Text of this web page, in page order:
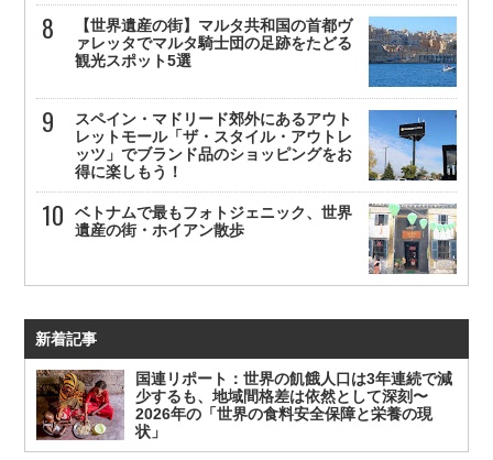
【世界遺産の街】マルタ共和国の首都ヴ
ァレッタでマルタ騎士団の足跡をたどる
観光スポット5選
スペイン・マドリード郊外にあるアウト
レットモール「ザ・スタイル・アウトレ
ッツ」でブランド品のショッピングをお
得に楽しもう！
ベトナムで最もフォトジェニック、世界
遺産の街・ホイアン散歩
新着記事
国連リポート：世界の飢餓人口は3年連続で減
少するも、地域間格差は依然として深刻〜
2026年の「世界の食料安全保障と栄養の現
状」